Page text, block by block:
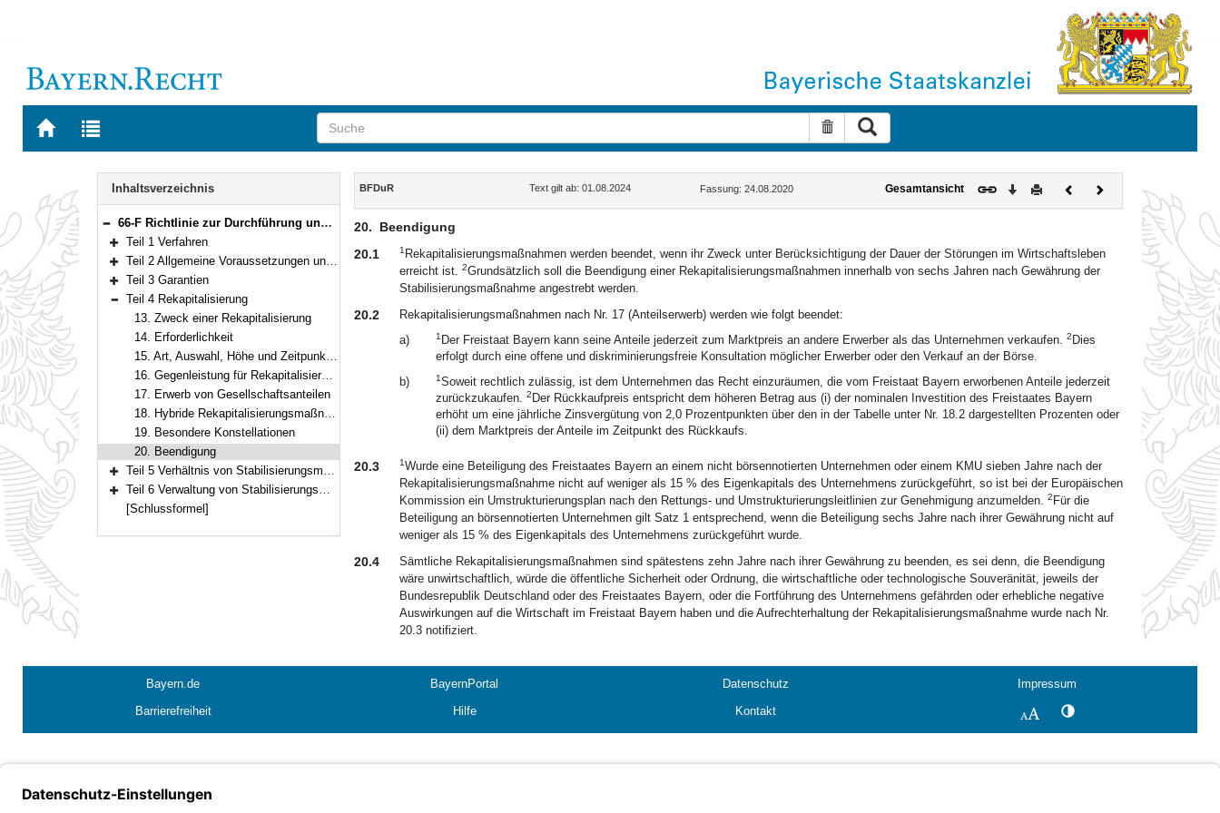
Zur
BAYERN.RECHT
Zur
letzten
Suche zurücksetzen
Navigation
Inhaltsverzeichnis
Bereich reduzieren
66-F Richtlinie zur Durchführung und Gewährung von Stabilisierungsmaßnahmen nach dem BayernFonds- und Finanzagentur-Gesetz (BayernFonds-Durchführungsrichtlinie – BFDuR) Gemeinsame Bekanntmachung des Bayerischen Staatsministeriums der Finanzen und für Heimat und des Bayerischen Staatsministeriums für Wirtschaft, Landesentwicklung und Energie vom 24. August 2020, Az. 42/45-VV 9220-2/4/12 (BayMBl. Nr. 491 )
Bereich erweitern
Teil 1 Verfahren
Bereich erweitern
Teil 2 Allgemeine Voraussetzungen und Kriterien für die Entscheidung über eine Stabilisierungsmaßnahme
Bereich erweitern
Teil 3 Garantien
Bereich reduzieren
Teil 4 Rekapitalisierung
13. Zweck einer Rekapitalisierung
14. Erforderlichkeit
15. Art, Auswahl, Höhe und Zeitpunkt einer Rekapitalisierung
16. Gegenleistung für Rekapitalisierung, Anreize für zügige Beendigung
17. Erwerb von Gesellschaftsanteilen
18. Hybride Rekapitalisierungsmaßnahmen
19. Besondere Konstellationen
20. Beendigung
Bereich erweitern
Teil 5 Verhältnis von Stabilisierungsmaßnahmen, Auflagen, Stabilisierungsvertrag
Bereich erweitern
Teil 6 Verwaltung von Stabilisierungsmaßnahmen, Sonstiges
[Schlussformel]
Inhalt
BFDuR Text gilt ab: 01.08.2024 Fassung: 24.08.2020 Gesamtansicht Download
DruckenVorherigesNächstes
Dokument
20.
Beendigung
20.1
1 Rekapitalisierungsmaßnahmen werden beendet, wenn ihr Zweck unter Berücksichtigung der Dauer der Störungen im Wirtschaftsleben
erreicht ist. 2Grundsätzlich soll die Beendigung einer Rekapitalisierungsmaßnahmen innerhalb von sechs Jahren nach Gewährung der
Stabilisierungsmaßnahme angestrebt werden.
20.2
Rekapitalisierungsmaßnahmen nach Nr. 17 (Anteilserwerb) werden wie folgt beendet:
a)
1 Der Freistaat Bayern kann seine Anteile jederzeit zum Marktpreis an andere Erwerber als das Unternehmen verkaufen. 2 Dies
erfolgt durch eine offene und diskriminierungsfreie Konsultation möglicher Erwerber oder den Verkauf an der Börse.
b)
1Soweit rechtlich zulässig, ist dem Unternehmen das Recht einzuräumen, die vom Freistaat Bayern erworbenen Anteile jederzeit
zurückzukaufen. 2 Der Rückkaufpreis entspricht dem höheren Betrag aus (i) der nominalen Investition des Freistaates Bayern
erhöht um eine jährliche Zinsvergütung von 2,0 Prozentpunkten über den in der Tabelle unter Nr. 18.2 dargestellten Prozenten oder
(ii) dem Marktpreis der Anteile im Zeitpunkt des Rückkaufs.
20.3 1Wurde eine Beteiligung des Freistaates Bayern an einem nicht börsennotierten Unternehmen oder einem KMU sieben Jahre nach der
Rekapitalisierungsmaßnahme nicht auf weniger als 15 % des Eigenkapitals des Unternehmens zurückgeführt, so ist bei der Europäischen
Kommission ein Umstrukturierungsplan nach den Rettungs- und Umstrukturierungsleitlinien zur Genehmigung anzumelden. 2 Für die
Beteiligung an börsennotierten Unternehmen gilt Satz 1 entsprechend, wenn die Beteiligung sechs Jahre nach ihrer Gewährung nicht auf
weniger als 15 % des Eigenkapitals des Unternehmens zurückgeführt wurde.
20.4
Sämtliche Rekapitalisierungsmaßnahmen sind spätestens zehn Jahre nach ihrer Gewährung zu beenden, es sei denn, die Beendigung
wäre unwirtschaftlich, würde die öffentliche Sicherheit oder Ordnung, die wirtschaftliche oder technologische Souveränität, jeweils der
Bundesrepublik Deutschland oder des Freistaates Bayern, oder die Fortführung des Unternehmens gefährden oder erhebliche negative
Auswirkungen auf die Wirtschaft im Freistaat Bayern haben und die Aufrechterhaltung der Rekapitalisierungsmaßnahme wurde nach Nr.
20.3 notifiziert.
Bayern.de BayernPortal Datenschutz
Impressum
Barrierefreiheit
Hilfe Kontakt SchriftgrößeKontrastwechsel